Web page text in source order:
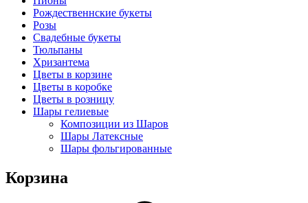
Рождественнские букеты
Розы
Свадебные букеты
Тюльпаны
Хризантема
Цветы в корзине
Цветы в коробке
Цветы в розницу
Шары гелиевые
Композиции из Шаров
Шары Латексные
Шары фольгированные
Корзина